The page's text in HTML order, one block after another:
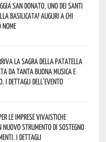
San Donato, uno dei Santi
Basilicata! Auguri a chi
la Sagra della Patatella
da tanta buona musica e
I dettagli dell’evento
le imprese vivaistiche
strumento di sostegno
I dettagli